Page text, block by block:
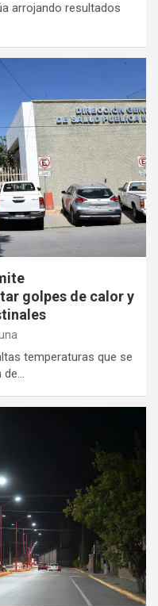
arrojando resultados
golpes de calor y
temperaturas que se
de…